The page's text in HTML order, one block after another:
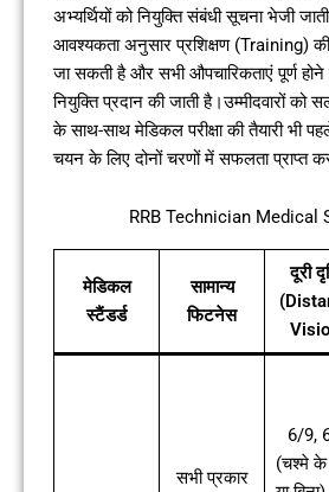
अभ्यर्थियों को नियुक्ति संबंधी सूचना भेजी
आवश्यकता अनुसार प्रशिक्षण (Training)
जा सकती है और सभी औपचारिकताएं पूर्ण होने
नियुक्ति प्रदान की जाती है।उम्मीदवारों को
के साथ-साथ मेडिकल परीक्षा की तैयारी भी
चयन के लिए दोनों चरणों में सफलता प्राप्त
RRB Technician Medical
मेडिकल
स्टैंडर्ड
सामान्य
फिटनेस
दूरी
सभी प्रकार
6/9,
(चश्मे